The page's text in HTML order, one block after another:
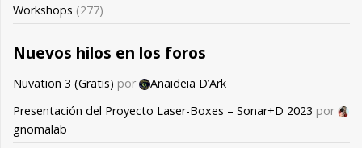
Workshops (277)
Nuevos hilos en los foros
Nuvation 3 (Gratis) por
Anaideia D’Ark
Presentación del Proyecto Laser-Boxes – Sonar+D 2023 por
gnomalab